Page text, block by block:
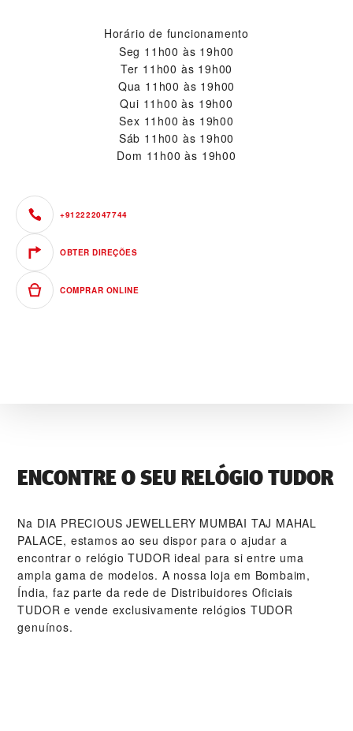
Horário de funcionamento
Seg 11h00 às 19h00
Ter 11h00 às 19h00
Qua 11h00 às 19h00
Qui 11h00 às 19h00
Sex 11h00 às 19h00
Sáb 11h00 às 19h00
Dom 11h00 às 19h00
+912222047744
OBTER DIREÇÕES
COMPRAR ONLINE
ENCONTRE O SEU RELÓGIO TUDOR
Na ‭DIA PRECIOUS JEWELLERY MUMBAI TAJ MAHAL
PALACE‬, estamos ao seu dispor para o ajudar a
encontrar o relógio TUDOR ideal para si entre uma
ampla gama de modelos. A nossa loja em Bombaim,
Índia, faz parte da rede de Distribuidores Oficiais
TUDOR e vende exclusivamente relógios TUDOR
genuínos.